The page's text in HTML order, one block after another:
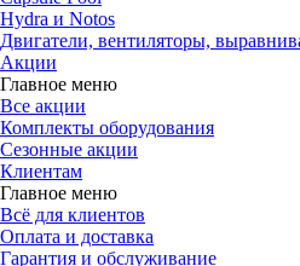
Hydra и Notos
Двигатели, вентиляторы,
Акции
Главное меню
Все акции
Комплекты оборудования
Сезонные акции
Клиентам
Главное меню
Всё для клиентов
Оплата и доставка
Гарантия и обслуживание